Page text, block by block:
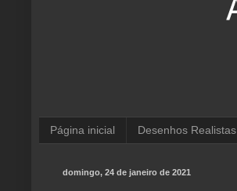
Página inicial Desenhos Realistas
domingo, 24 de janeiro de 2021